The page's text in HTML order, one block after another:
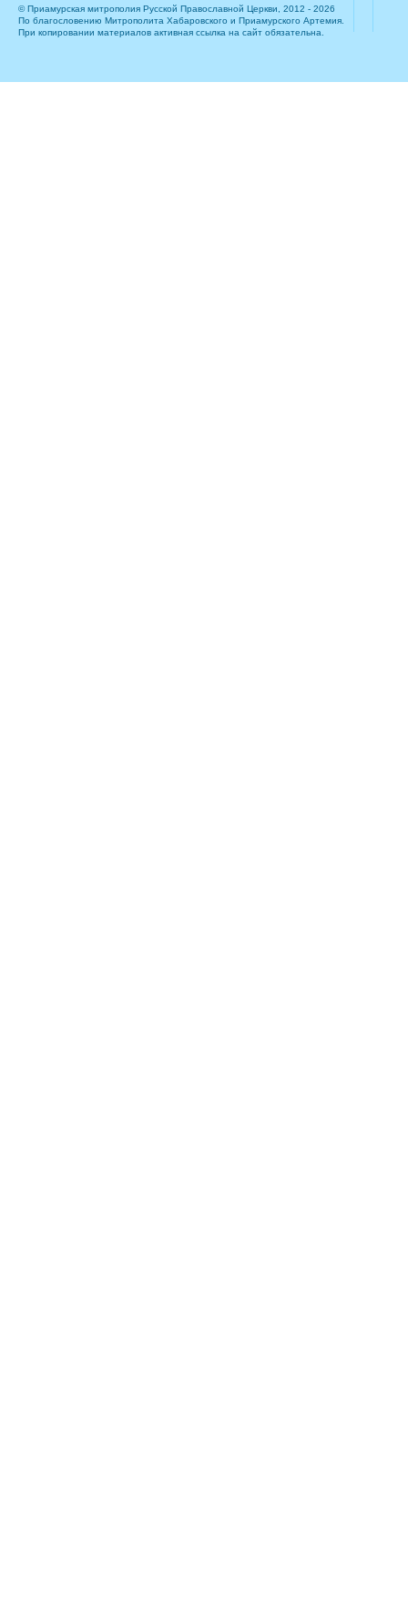
© Приамурская митрополия Русской Православной Церкви, 2012 - 2026
По благословению Митрополита Хабаровского и Приамурского Артемия.
При копировании материалов активная ссылка на сайт обязательна.